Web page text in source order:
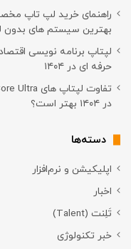
بهترین سیستم های بدون
حرفه ای در ۱۴۰۴
در ۱۴۰۴ بهتر است؟
دسته‌ها
اپلیکیشن و نرم‌افزار
اخبار
تَلِنت (Talent)
خبر تکنولوژی